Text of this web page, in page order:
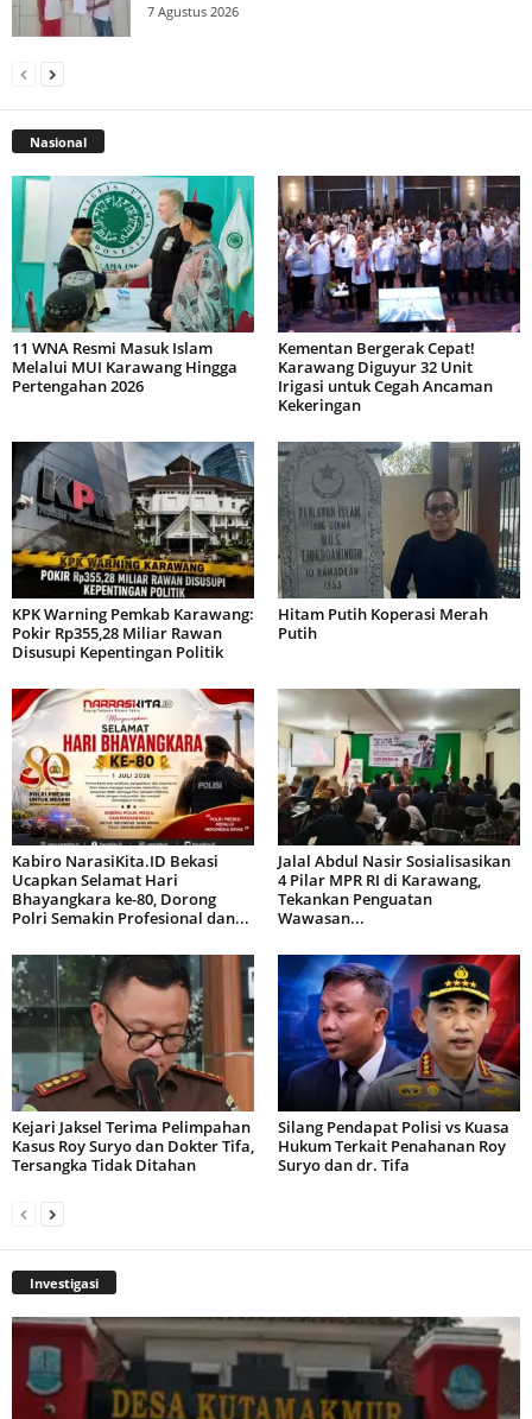
7 Agustus 2026
Nasional
11 WNA Resmi Masuk Islam
Melalui MUI Karawang Hingga
Pertengahan 2026
Kementan Bergerak Cepat!
Karawang Diguyur 32 Unit
Irigasi untuk Cegah Ancaman
Kekeringan
KPK Warning Pemkab Karawang:
Pokir Rp355,28 Miliar Rawan
Disusupi Kepentingan Politik
Hitam Putih Koperasi Merah
Putih
Kabiro NarasiKita.ID Bekasi
Ucapkan Selamat Hari
Bhayangkara ke-80, Dorong
Polri Semakin Profesional dan...
Jalal Abdul Nasir Sosialisasikan
4 Pilar MPR RI di Karawang,
Tekankan Penguatan
Wawasan...
Kejari Jaksel Terima Pelimpahan
Kasus Roy Suryo dan Dokter Tifa,
Tersangka Tidak Ditahan
Silang Pendapat Polisi vs Kuasa
Hukum Terkait Penahanan Roy
Suryo dan dr. Tifa
Investigasi